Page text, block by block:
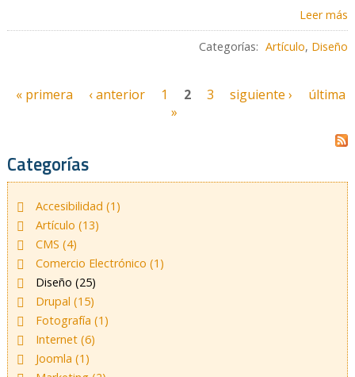
Leer más
Categorías: Artículo, Diseño
« primera ‹ anterior 1 2 3 siguiente ›
última
»
Categorías
Accesibilidad (1)
Artículo (13)
CMS (4)
Comercio Electrónico (1)
Diseño (25)
Drupal (15)
Fotografía (1)
Internet (6)
Joomla (1)